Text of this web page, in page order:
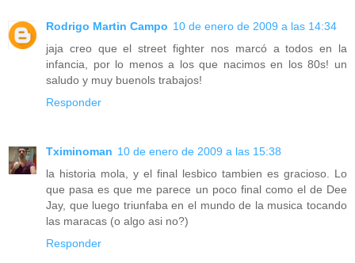
Rodrigo Martin Campo 10 de enero de 2009 a las 14:34
jaja creo que el street fighter nos marcó a todos en la
infancia, por lo menos a los que nacimos en los 80s! un
saludo y muy buenols trabajos!
Responder
Tximinoman 10 de enero de 2009 a las 15:38
la historia mola, y el final lesbico tambien es gracioso. Lo
que pasa es que me parece un poco final como el de Dee
Jay, que luego triunfaba en el mundo de la musica tocando
las maracas (o algo asi no?)
Responder